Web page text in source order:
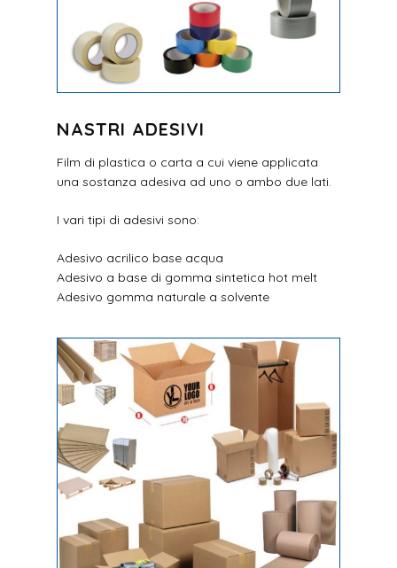
NASTRI ADESIVI
Film di plastica o carta a cui viene applicata
una sostanza adesiva ad uno o ambo due lati.
I vari tipi di adesivi sono:
Adesivo acrilico base acqua
Adesivo a base di gomma sintetica hot melt
Adesivo gomma naturale a solvente